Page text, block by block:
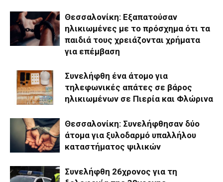
Θεσσαλονίκη: Εξαπατούσαν
ηλικιωμένες με το πρόσχημα ότι τα
παιδιά τους χρειάζονται χρήματα
για επέμβαση
Συνελήφθη ένα άτομο για
τηλεφωνικές απάτες σε βάρος
ηλικιωμένων σε Πιερία και Φλώρινα
Θεσσαλονίκη: Συνελήφθησαν δύο
άτομα για ξυλοδαρμό υπαλλήλου
καταστήματος ψιλικών
Συνελήφθη 26χρονος για τη